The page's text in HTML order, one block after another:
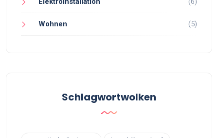
Wohnen (5)
Schlagwortwolken